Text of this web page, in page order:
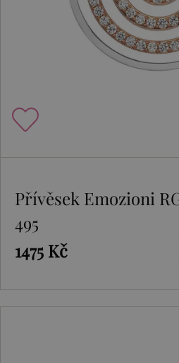
Přívěsek Emozioni
495
1475 Kč